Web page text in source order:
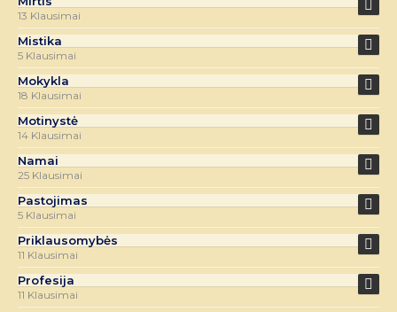
13 Klausimai
Mistika
5 Klausimai
Mokykla
18 Klausimai
Motinystė
14 Klausimai
Namai
25 Klausimai
Pastojimas
5 Klausimai
Priklausomybės
11 Klausimai
Profesija
11 Klausimai